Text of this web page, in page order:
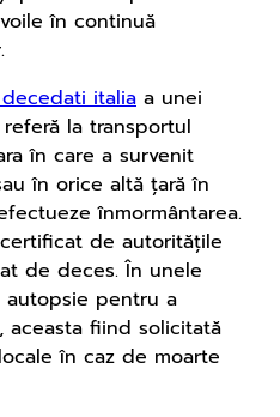
în continuă
italia a unei
la transportul
în care a survenit
în orice altă țară în
înmormântarea.
de autoritățile
de deces. În unele
autopsie pentru a
aceasta fiind solicitată
în caz de moarte